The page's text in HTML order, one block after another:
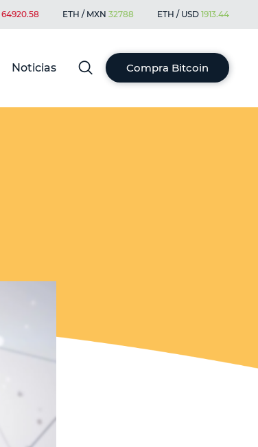
64920.58 ETH / MXN 32788 ETH / USD 1913.44
Noticias Compra Bitcoin